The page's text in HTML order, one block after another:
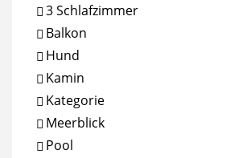
3 Schlafzimmer
Balkon
Hund
Kamin
Kategorie
Meerblick
Pool